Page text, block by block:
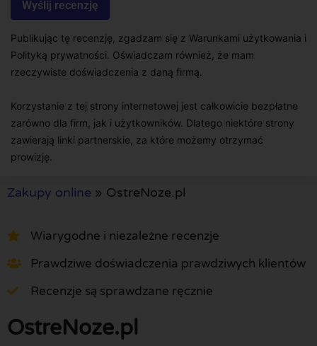
Publikując tę recenzję, zgadzam się z Warunkami użytkowania i
Polityką prywatności. Oświadczam również, że mam
rzeczywiste doświadczenia z daną firmą.
Korzystanie z tej strony internetowej jest całkowicie bezpłatne
zarówno dla firm, jak i użytkowników. Dlatego niektóre strony
zawierają linki partnerskie, za które możemy otrzymać
prowizję.
Zakupy online » OstreNoze.pl
Wiarygodne i niezależne recenzje
Prawdziwe doświadczenia prawdziwych klientów
Recenzje są sprawdzane ręcznie
OstreNoze.pl